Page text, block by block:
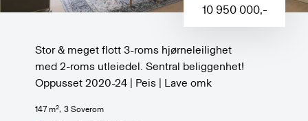
10 950 000,-
Stor & meget flott 3-roms hjørneleilighet
med 2-roms utleiedel. Sentral beliggenhet!
Oppusset 2020-24 | Peis | Lave omk
147 m2, 3Soverom